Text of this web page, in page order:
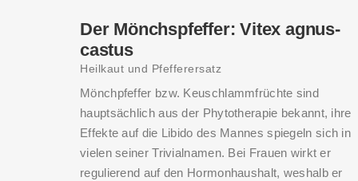
Der Mönchspfeffer: Vitex agnus-
castus
Heilkaut und Pfefferersatz
Mönchpfeffer bzw. Keuschlammfrüchte sind
hauptsächlich aus der Phytotherapie bekannt, ihre
Effekte auf die Libido des Mannes spiegeln sich in
vielen seiner Trivialnamen. Bei Frauen wirkt er
regulierend auf den Hormonhaushalt, weshalb er